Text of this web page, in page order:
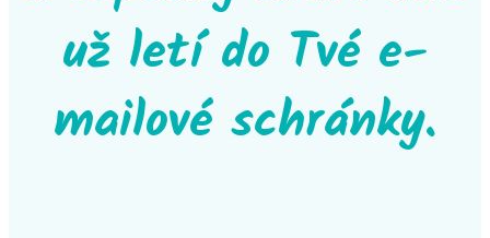
už letí do Tvé e-
mailové schránky.